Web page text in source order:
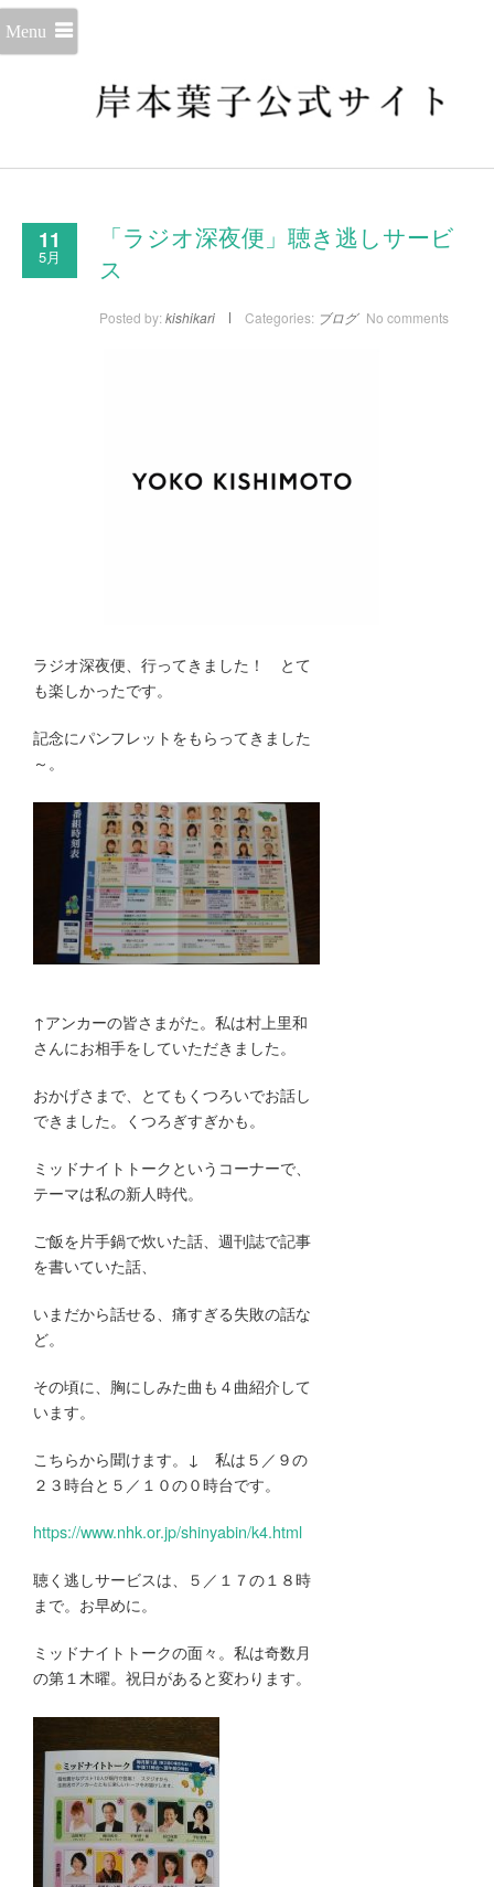
Menu
11
5月
「ラジオ深夜便」聴き逃しサービ
ス
Posted by: kishikari Categories: ブログ No comments
ラジオ深夜便、行ってきました！ とて
も楽しかったです。
記念にパンフレットをもらってきました
～。
↑アンカーの皆さまがた。私は村上里和
さんにお相手をしていただきました。
おかげさまで、とてもくつろいでお話し
できました。くつろぎすぎかも。
ミッドナイトトークというコーナーで、
テーマは私の新人時代。
ご飯を片手鍋で炊いた話、週刊誌で記事
を書いていた話、
いまだから話せる、痛すぎる失敗の話な
ど。
その頃に、胸にしみた曲も４曲紹介して
います。
こちらから聞けます。↓ 私は５／９の
２３時台と５／１０の０時台です。
https://www.nhk.or.jp/shinyabin/k4.html
聴く逃しサービスは、５／１７の１８時
まで。お早めに。
ミッドナイトトークの面々。私は奇数月
の第１木曜。祝日があると変わります。